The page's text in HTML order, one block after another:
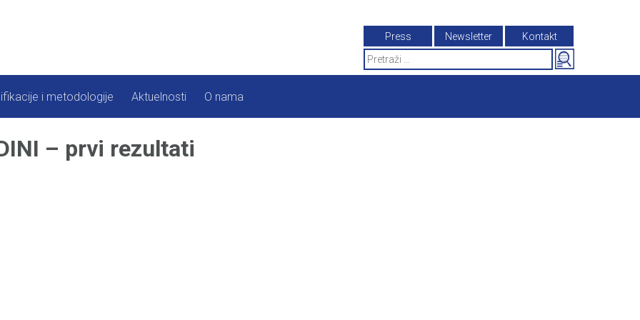
Press Newsletter
Kontakt
Search
for:
i metodologije Aktuelnosti O nama
– prvi rezultati